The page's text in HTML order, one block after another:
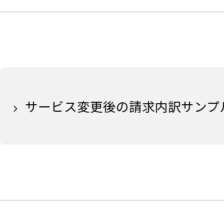
サービス変更後の請求内訳サンプ